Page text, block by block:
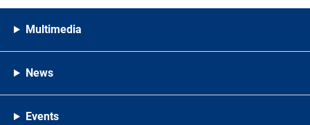
Multimedia
News
Events